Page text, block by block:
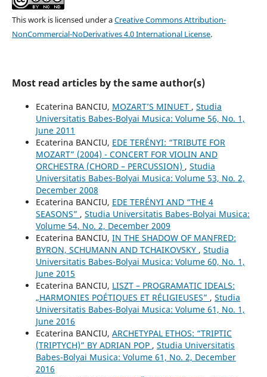
This work is licensed under aCreative Commons Attribution-
NonCommercial-NoDerivatives 4.0 International License.
Most read articles by the same author(s)
Ecaterina BANCIU, MOZART’S MINUET , Studia
Universitatis Babes-Bolyai Musica: Volume 56, No. 1,
June 2011
Ecaterina BANCIU, EDE TERÉNYI: “TRIBUTE FOR
MOZART” (2004) - CONCERT FOR VIOLIN AND
ORCHESTRA (CHORD – PERCUSSION) , Studia
Universitatis Babes-Bolyai Musica: Volume 53, No. 2,
December 2008
Ecaterina BANCIU, EDE TERÉNYI AND “THE 4
SEASONS” , Studia Universitatis Babes-Bolyai Musica:
Volume 54, No. 2, December 2009
Ecaterina BANCIU, IN THE SHADOW OF MANFRED:
BYRON, SCHUMANN AND TCHAIKOVSKY , Studia
Universitatis Babes-Bolyai Musica: Volume 60, No. 1,
June 2015
Ecaterina BANCIU, LISZT – PROGRAMATIC IDEALS:
„HARMONIES POÉTIQUES ET RÉLIGIEUSES” , Studia
Universitatis Babes-Bolyai Musica: Volume 61, No. 1,
June 2016
Ecaterina BANCIU, ARCHETYPAL ETHOS: “TRIPTIC
(TRIPTYCH)” BY ADRIAN POP , Studia Universitatis
Babes-Bolyai Musica: Volume 61, No. 2, December
2016